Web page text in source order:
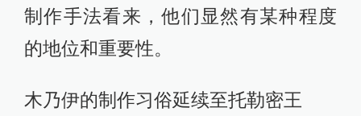
制作手法看来，他们显然有某种程度
的地位和重要性。
木乃伊的制作习俗延续至托勒密王